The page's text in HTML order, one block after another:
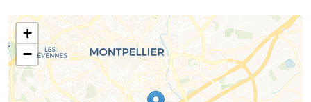
+
−